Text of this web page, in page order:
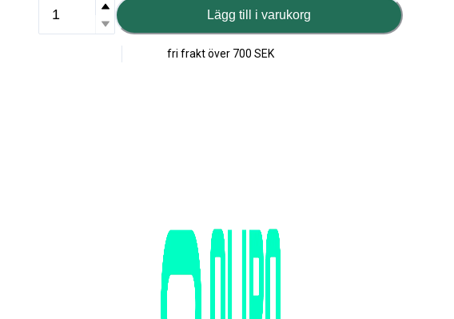
Lägg till i varukorg
fri frakt över 700 SEK